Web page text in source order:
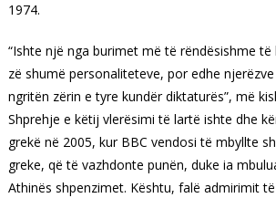
1974.
“Ishte një nga burimet më të rëndësishme të
zë shumë personaliteteve, por edhe
ngritën zërin e tyre kundër diktaturës”, më
Shprehje e këtij vlerësimi të lartë ishte dhe
grekë në 2005, kur BBC vendosi të mbyllte
greke, që të vazhdonte punën, duke ia
Athinës shpenzimet. Kështu, falë admirimit